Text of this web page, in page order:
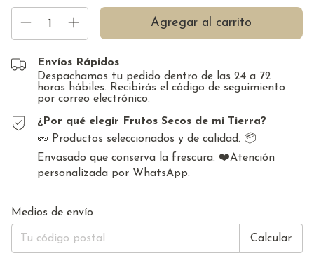
Envíos Rápidos
Despachamos tu pedido dentro de las 24 a 72
horas hábiles. Recibirás el código de seguimiento
por correo electrónico.
¿Por qué elegir Frutos Secos de mi Tierra?
🥜 Productos seleccionados y de calidad. 📦
Envasado que conserva la frescura. ❤️Atención
personalizada por WhatsApp.
Entregas para el CP:
Medios de envío
Calcular